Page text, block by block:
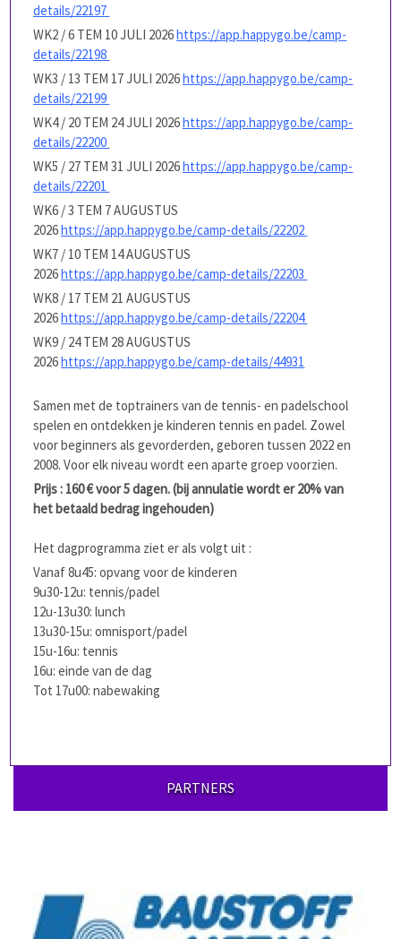
details/22197
WK2 / 6 TEM 10 JULI 2026https://app.happygo.be/camp-
details/22198
WK3 / 13 TEM 17 JULI 2026https://app.happygo.be/camp-
details/22199
WK4 / 20 TEM 24 JULI 2026https://app.happygo.be/camp-
details/22200
WK5 / 27 TEM 31 JULI 2026https://app.happygo.be/camp-
details/22201
WK6 / 3 TEM 7 AUGUSTUS
2026https://app.happygo.be/camp-details/22202
WK7 / 10 TEM 14 AUGUSTUS
2026https://app.happygo.be/camp-details/22203
WK8 / 17 TEM 21 AUGUSTUS
2026https://app.happygo.be/camp-details/22204
WK9 / 24 TEM 28 AUGUSTUS
2026https://app.happygo.be/camp-details/44931
Samen met de toptrainers van de tennis- en padelschool
spelen en ontdekken je kinderen tennis en padel. Zowel
voor beginners als gevorderden, geboren tussen 2022 en
2008. Voor elk niveau wordt een aparte groep voorzien.
Prijs : 160 € voor 5 dagen. (bij annulatie wordt er 20% van
het betaald bedrag ingehouden)
Het dagprogramma ziet er als volgt uit :
Vanaf 8u45: opvang voor de kinderen
9u30-12u: tennis/padel
12u-13u30: lunch
13u30-15u: omnisport/padel
15u-16u: tennis
16u: einde van de dag
Tot 17u00: nabewaking
PARTNERS